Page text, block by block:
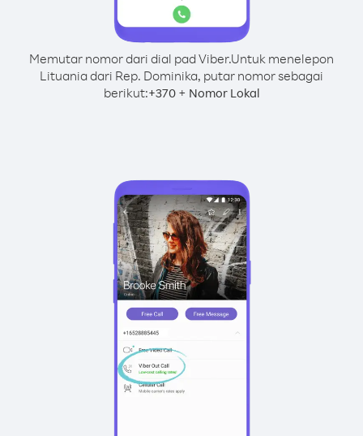
Memutar nomor dari dial pad Viber.Untuk menelepon
Lituania dari Rep. Dominika, putar nomor sebagai
berikut:+370+ Nomor Lokal